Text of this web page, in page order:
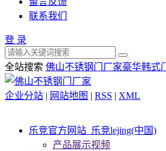
联系我们
登 录
全站搜索 佛山不锈钢门厂家豪华韩式门
企业分站 | 网站地图 | RSS | XML
乐竞官方网站_乐竞lejing(中国)
产品展示视频